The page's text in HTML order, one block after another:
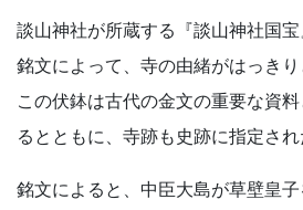
談山神社が所蔵する『談山神社国
銘文によって、寺の由緒がはっきり
この伏鉢は古代の金文の重要な資
るとともに、寺跡も史跡に指定され
銘文によると、中臣大島が草壁皇